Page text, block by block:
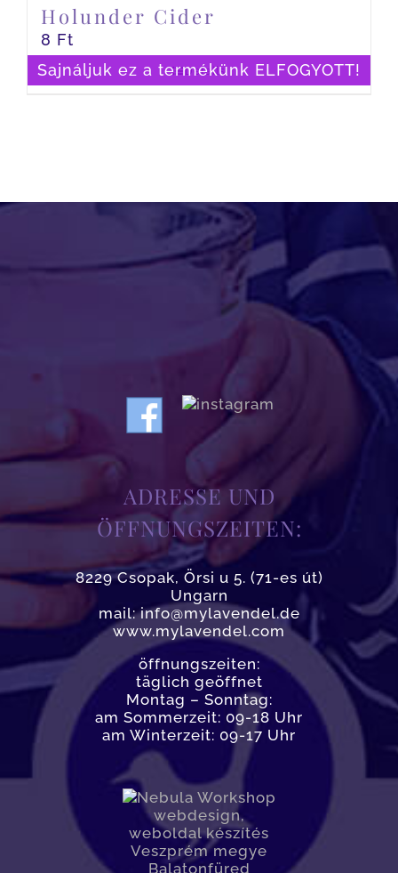
Sajnáljuk ez a termékünk ELFOGYOTT!
Holunder Cider
8 Ft
Details
ADRESSE UND
ÖFFNUNGSZEITEN:
8229 Csopak, Örsi u 5. (71-es út)
Ungarn
mail: info@mylavendel.de
www.mylavendel.com
öffnungszeiten:
täglich geöffnet
Montag – Sonntag:
am Sommerzeit: 09-18 Uhr
am Winterzeit: 09-17 Uhr